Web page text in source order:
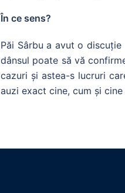
În ce sens?
Păi Sârbu a avut o
dânsul poate să vă
cazuri și astea-s lucruri
auzi exact cine, cum și